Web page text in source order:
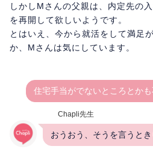
しかしMさんの父親は、内定先の
を再開して欲しいようです。
とはいえ、今から就活をして満足
か、Mさんは気にしています。
住宅手当がでないところとかも
Chapli先生
おうおう、そうを言うと